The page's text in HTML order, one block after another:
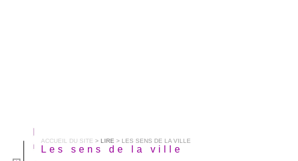
ACCUEIL DU SITE > LIRE > LES SENS DE LA VILLE
Les sens de la ville